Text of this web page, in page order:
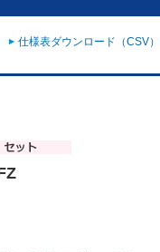
仕様表ダウンロード（CSV